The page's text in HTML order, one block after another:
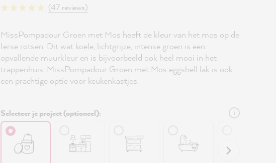
(47 reviews)
MissPompadour Groen met Mos heeft de kleur van het mos op de
Ierse rotsen. Dit wat koele, lichtgrijze, intense groen is een
opvallende muurkleur en is bijvoorbeeld ook heel mooi in het
trappenhuis. MissPompadour Groen met Mos eggshell lak is ook
een prachtige optie voor keukenkastjes.
Selecteer je project (optioneel):